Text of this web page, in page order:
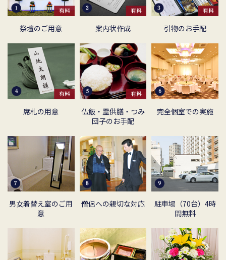
祭壇のご用意 案内状作成 引物のお手配
席札の用意 仏飯・霊供膳・ つみ
団子のお手配
完全個室での実施
男女着替え室のご用
意
僧侶への親切な対応 駐車場（70台） 4時
間無料